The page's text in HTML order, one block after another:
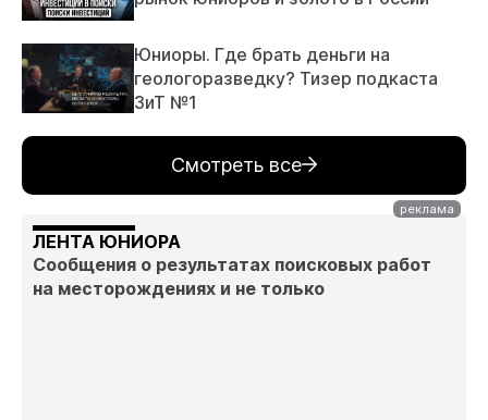
Юниоры. Где брать деньги на
геологоразведку? Тизер подкаста
ЗиТ №1
Смотреть все
ЛЕНТА ЮНИОРА
Сообщения о результатах поисковых работ
на месторождениях и не только